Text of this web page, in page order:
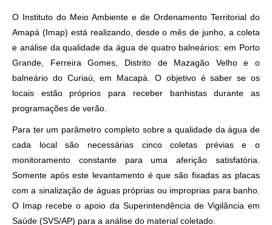
O Instituto do Meio Ambiente e de Ordenamento Territorial do
Amapá (Imap) está realizando, desde o mês de junho, a coleta
e análise da qualidade da água de quatro balneários: em Porto
Grande, Ferreira Gomes, Distrito de Mazagão Velho e o
balneário do Curiaú, em Macapá. O objetivo é saber se os
locais estão próprios para receber banhistas durante as
programações de verão.
Para ter um parâmetro completo sobre a qualidade da água de
cada local são necessárias cinco coletas prévias e o
monitoramento constante para uma aferição satisfatória.
Somente após este levantamento é que são fixadas as placas
com a sinalização de águas próprias ou improprias para banho.
O Imap recebe o apoio da Superintendência de Vigilância em
Saúde (SVS/AP) para a análise do material coletado.